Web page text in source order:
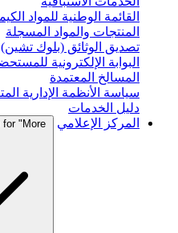
القائمة الوطنية للمواد
المنتجات والمواد المسجلة
تصديق الوثائق (بلوك تشين)
البوابة الإلكترونية
المسالخ المعتمدة
سياسة الأنظمة الإدارية
دليل الخدمات
المركز الإعلامي
"More"